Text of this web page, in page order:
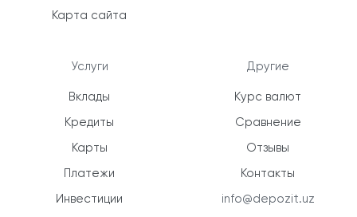
Карта сайта
Услуги
Вклады
Кредиты
Карты
Платежи
Инвестиции
Другие
Курс валют
Сравнение
Отзывы
Контакты
info@depozit.uz